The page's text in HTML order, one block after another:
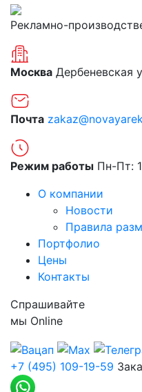
Рекламно-
Москва Дербеневская
Почта
Режим работы Пн-Пт:
О компании
Новости
Правила
Портфолио
Цены
Контакты
Спрашивайте
мы Online
+7 (495) 109-19-59